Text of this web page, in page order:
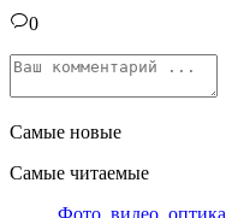
0
Самые новые
Самые читаемые
Фото, видео, оптика